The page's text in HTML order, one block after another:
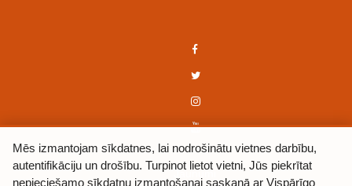
Mēs izmantojam sīkdatnes, lai nodrošinātu vietnes darbību,
autentifikāciju un drošību. Turpinot lietot vietni, Jūs piekrītat
nepieciešamo sīkdatņu izmantošanai saskaņā ar Vispārīgo